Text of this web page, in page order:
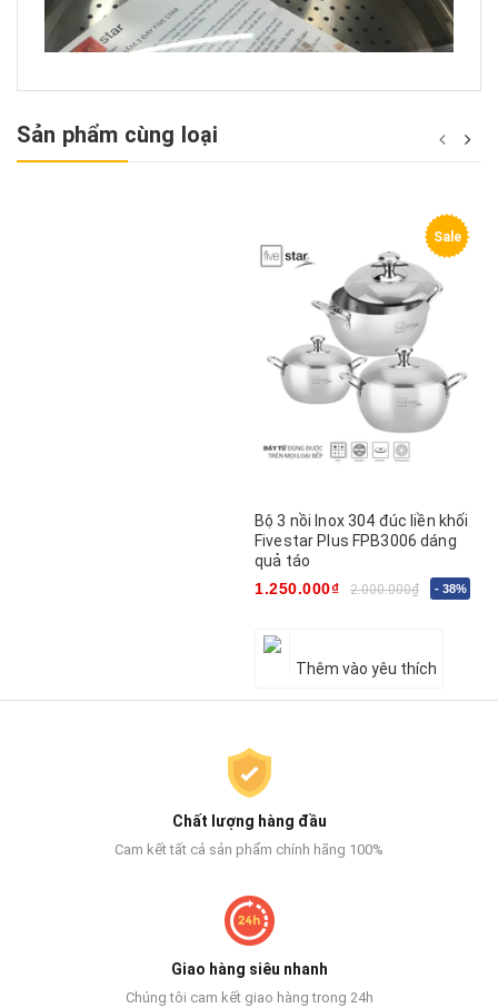
Sản phẩm cùng loại
Sale
Bộ 3 nồi Inox 304 đúc liền khối
Fivestar Plus FPB3006 dáng
quả táo
1.250.000₫
2.000.000₫ - 38%
Thêm vào yêu thích
Chất lượng hàng đầu
Cam kết tất cả sản phẩm chính hãng 100%
Giao hàng siêu nhanh
Chúng tôi cam kết giao hàng trong 24h